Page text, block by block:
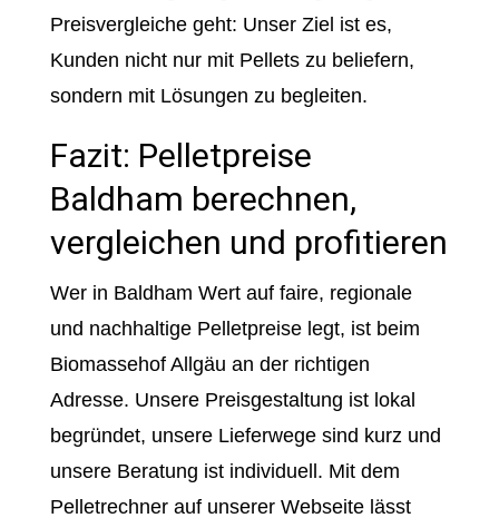
Preisvergleiche geht: Unser Ziel ist es,
Kunden nicht nur mit Pellets zu beliefern,
sondern mit Lösungen zu begleiten.
Fazit: Pelletpreise
Baldham berechnen,
vergleichen und profitieren
Wer in Baldham Wert auf faire, regionale
und nachhaltige Pelletpreise legt, ist beim
Biomassehof Allgäu an der richtigen
Adresse. Unsere Preisgestaltung ist lokal
begründet, unsere Lieferwege sind kurz und
unsere Beratung ist individuell. Mit dem
Pelletrechner auf unserer Webseite lässt